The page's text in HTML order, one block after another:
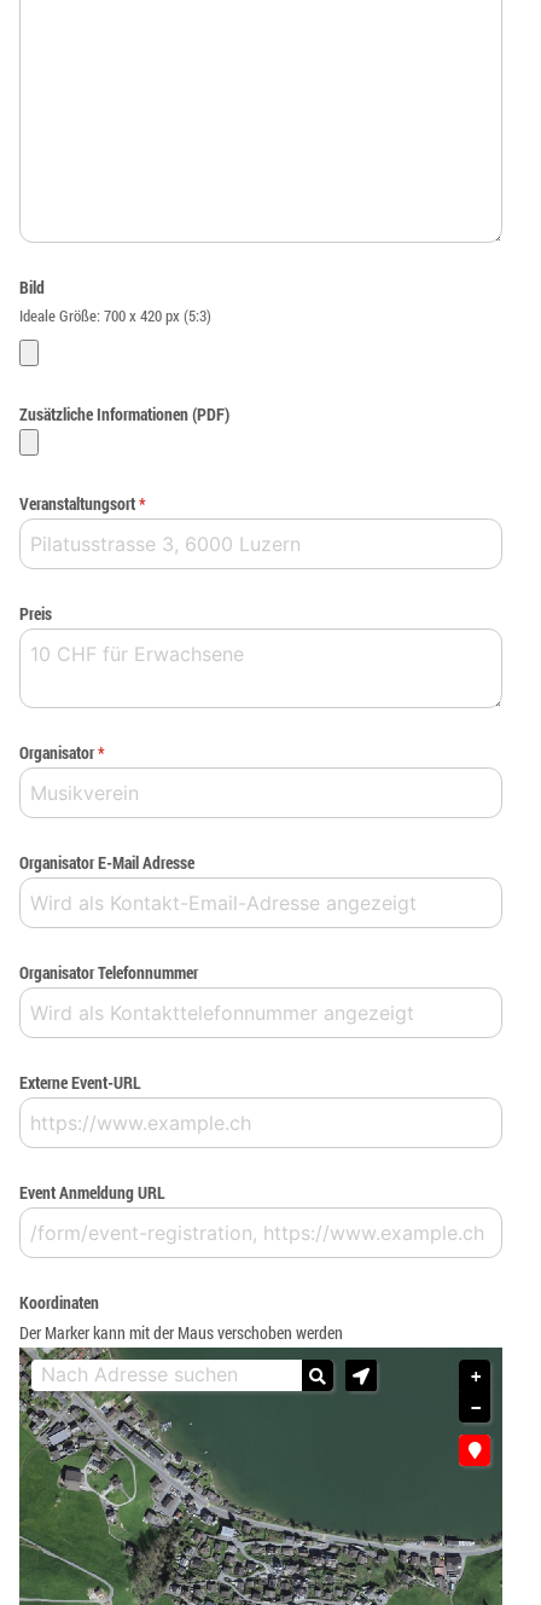
Bild
Ideale Größe: 700 x 420 px (5:3)
Zusätzliche Informationen (PDF)
Veranstaltungsort*
Preis
Organisator*
Organisator E-Mail Adresse
Organisator Telefonnummer
Externe Event-URL
Event Anmeldung URL
Koordinaten
Der Marker kann mit der Maus verschoben werden
+
−